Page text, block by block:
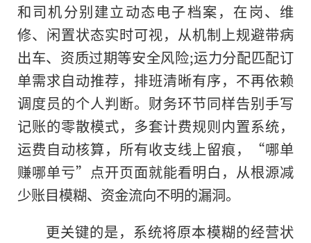
和司机分别建立动态电子档案，在岗、维
修、闲置状态实时可视，从机制上规避带病
出车、资质过期等安全风险;运力分配匹配订
单需求自动推荐，排班清晰有序，不再依赖
调度员的个人判断。财务环节同样告别手写
记账的零散模式，多套计费规则内置系统，
运费自动核算，所有收支线上留痕，“哪单
赚哪单亏”点开页面就能看明白，从根源减
少账目模糊、资金流向不明的漏洞。
更关键的是，系统将原本模糊的经营状